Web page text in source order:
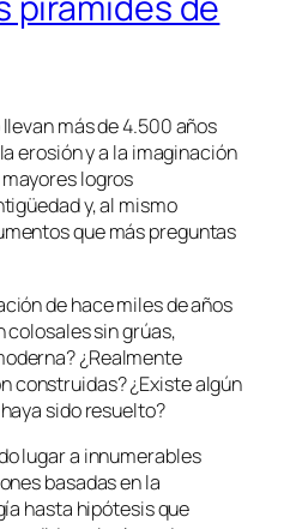
más de 4.500 años
erosión y a la imaginación
logros
y, al mismo
que más preguntas
de hace miles de años
sin grúas,
¿Realmente
construidas? ¿Existe algún
sido resuelto?
lugar a innumerables
basadas en la
hasta hipótesis que